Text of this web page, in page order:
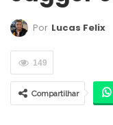
Por Lucas Felix
149
Compartilhar